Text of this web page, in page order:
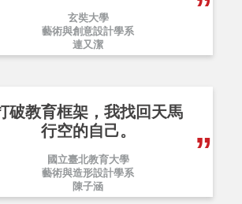
玄奘大學
藝術與創意設計學系
連又潔
破教育框架，我找回天馬
行空的自己。
國立臺北教育大學
藝術與造形設計學系
陳子涵